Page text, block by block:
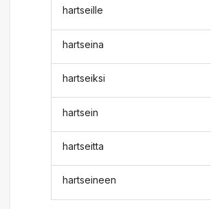
hartseille
hartseina
hartseiksi
hartsein
hartseitta
hartseineen